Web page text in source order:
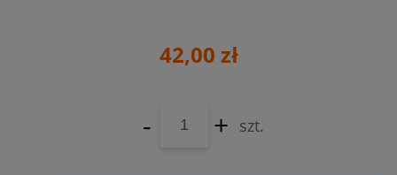
42,00 zł
- + szt.